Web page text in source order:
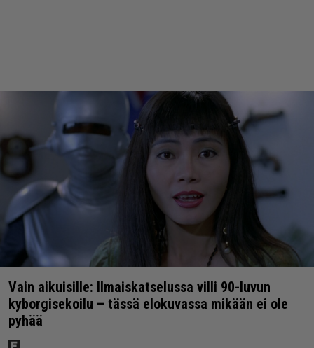
Vain aikuisille: Ilmaiskatselussa villi 90-luvun
kyborgisekoilu – tässä elokuvassa mikään ei ole
pyhää